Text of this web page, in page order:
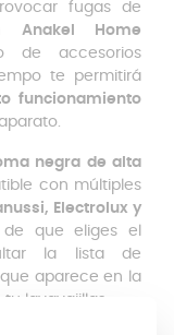
fugas de
Anakel Home
de accesorios
te permitirá
funcionamiento
negra de alta
con múltiples
Electrolux y
que eliges el
la lista de
aparece en la
tu lavavajillas.